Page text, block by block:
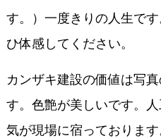
す。）一度きりの人生で
ひ体感してください。
カンザキ建設の価値は写
す。色艶が美しいです。
気が現場に宿っております